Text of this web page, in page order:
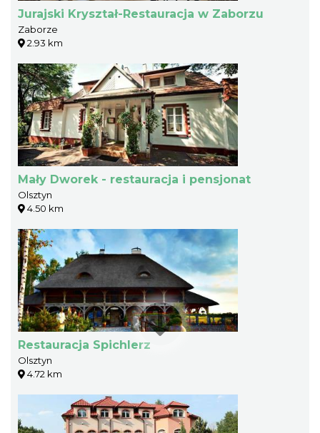
Jurajski Kryształ-Restauracja w Zaborzu
Zaborze
2.93 km
Mały Dworek - restauracja i pensjonat
Olsztyn
4.50 km
Restauracja Spichlerz
Olsztyn
4.72 km